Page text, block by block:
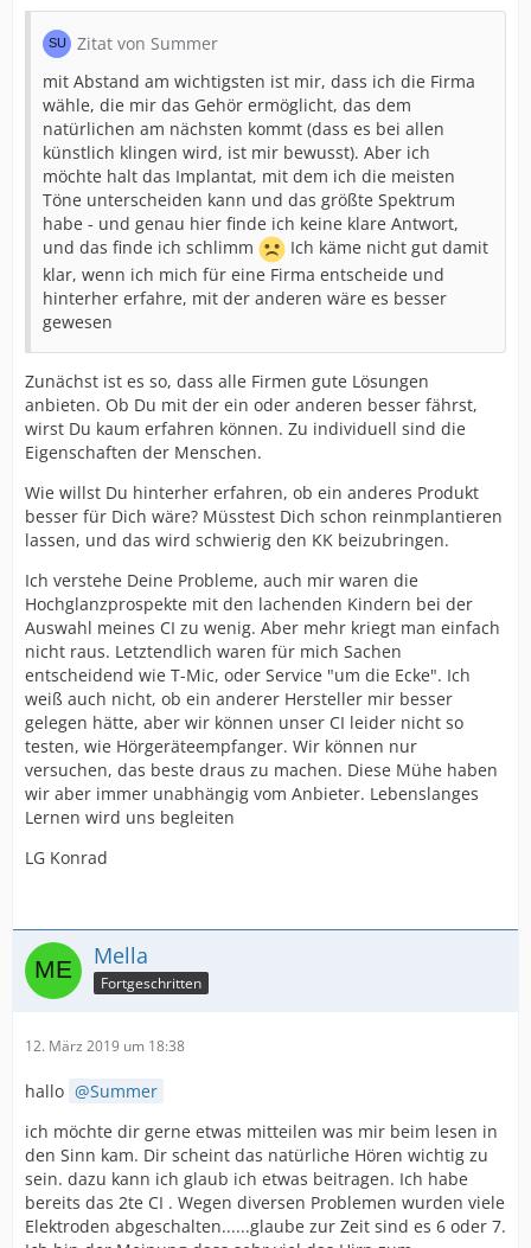
Zitat von Summer
mit Abstand am wichtigsten ist mir, dass ich die Firma
wähle, die mir das Gehör ermöglicht, das dem
natürlichen am nächsten kommt (dass es bei allen
künstlich klingen wird, ist mir bewusst). Aber ich
möchte halt das Implantat, mit dem ich die meisten
Töne unterscheiden kann und das größte Spektrum
habe - und genau hier finde ich keine klare Antwort,
und das finde ich schlimm
Ich käme nicht gut damit
klar, wenn ich mich für eine Firma entscheide und
hinterher erfahre, mit der anderen wäre es besser
gewesen
Zunächst ist es so, dass alle Firmen gute Lösungen
anbieten. Ob Du mit der ein oder anderen besser fährst,
wirst Du kaum erfahren können. Zu individuell sind die
Eigenschaften der Menschen.
Wie willst Du hinterher erfahren, ob ein anderes Produkt
besser für Dich wäre? Müsstest Dich schon reinmplantieren
lassen, und das wird schwierig den KK beizubringen.
Ich verstehe Deine Probleme, auch mir waren die
Hochglanzprospekte mit den lachenden Kindern bei der
Auswahl meines CI zu wenig. Aber mehr kriegt man einfach
nicht raus. Letztendlich waren für mich Sachen
entscheidend wie T-Mic, oder Service "um die Ecke". Ich
weiß auch nicht, ob ein anderer Hersteller mir besser
gelegen hätte, aber wir können unser CI leider nicht so
testen, wie Hörgeräteempfanger. Wir können nur
versuchen, das beste draus zu machen. Diese Mühe haben
wir aber immer unabhängig vom Anbieter. Lebenslanges
Lernen wird uns begleiten
LG Konrad
Mella
Fortgeschritten
12. März 2019 um 18:38
hallo
Summer
ich möchte dir gerne etwas mitteilen was mir beim lesen in
den Sinn kam. Dir scheint das natürliche Hören wichtig zu
sein. dazu kann ich glaub ich etwas beitragen. Ich habe
bereits das 2te CI . Wegen diversen Problemen wurden viele
Elektroden abgeschalten......glaube zur Zeit sind es 6 oder 7.